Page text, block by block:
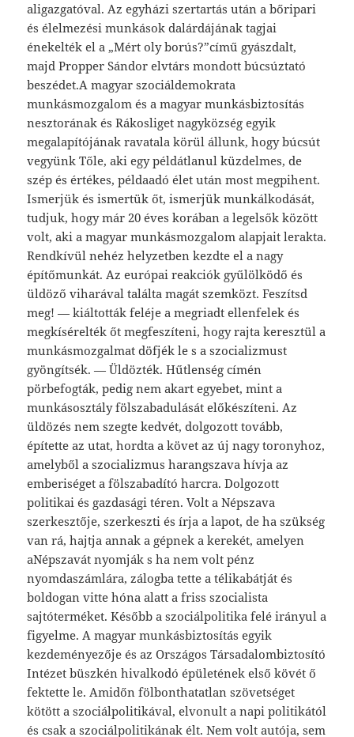
aligazgatóval. Az egyházi szertartás után a bőripari
és élelmezési munkások dalárdájának tagjai
énekelték el a „Mért oly borús?”című gyászdalt,
majd Propper Sándor elvtárs mondott búcsúztató
beszédet.A magyar szociáldemokrata
munkásmozgalom és a magyar munkásbiztosítás
nesztorának és Rákosliget nagyközség egyik
megalapítójának ravatala körül állunk, hogy búcsút
vegyünk Tőle, aki egy példátlanul küzdelmes, de
szép és értékes, példaadó élet után most megpihent.
Ismerjük és ismertük őt, ismerjük munkálkodását,
tudjuk, hogy már 20 éves korában a legelsők között
volt, aki a magyar munkásmozgalom alapjait lerakta.
Rendkívül nehéz helyzetben kezdte el a nagy
építőmunkát. Az európai reakciók gyűlölködő és
üldöző viharával találta magát szemközt. Feszítsd
meg! — kiáltották feléje a megriadt ellenfelek és
megkísérelték őt megfeszíteni, hogy rajta keresztül a
munkásmozgalmat döfjék le s a szocializmust
gyöngítsék. — Üldözték. Hűtlenség címén
pörbefogták, pedig nem akart egyebet, mint a
munkásosztály fölszabadulását előkészíteni. Az
üldözés nem szegte kedvét, dolgozott tovább,
építette az utat, hordta a követ az új nagy toronyhoz,
amelyből a szocializmus harangszava hívja az
emberiséget a fölszabadító harcra. Dolgozott
politikai és gazdasági téren. Volt a Népszava
szerkesztője, szerkeszti és írja a lapot, de ha szükség
van rá, hajtja annak a gépnek a kerekét, amelyen
aNépszavát nyomják s ha nem volt pénz
nyomdaszámlára, zálogba tette a télikabátját és
boldogan vitte hóna alatt a friss szocialista
sajtóterméket. Később a szociálpolitika felé irányul a
figyelme. A magyar munkásbiztosítás egyik
kezdeményezője és az Országos Társadalombiztosító
Intézet büszkén hivalkodó épületének első kövét ő
fektette le. Amidőn fölbonthatatlan szövetséget
kötött a szociálpolitikával, elvonult a napi politikától
és csak a szociálpolitikának élt. Nem volt autója, sem